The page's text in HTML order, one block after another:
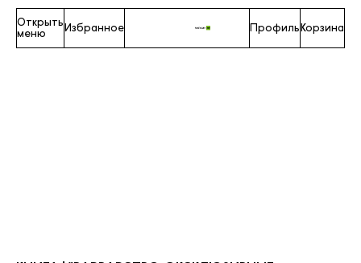
Открыть
меню
Избранное ПрофильКорзина